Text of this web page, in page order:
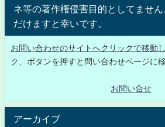
ネ等の著作権侵害目的としてませ
だけますと幸いです。
お問い合わせのサイトへクリックで移動
ク、ボタンを押すと問い合わせページに
お問い合せ
アーカイブ